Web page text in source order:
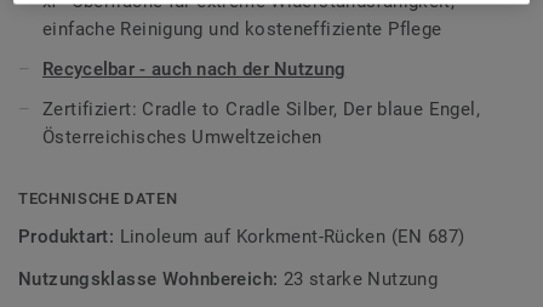
nachhaltigen und kreislauffähigen
Bodenbelagskollektionen. Recyclingfähig auch nach dem
Gebrauch.
Mehr über Tarkett Linoleum erfahren:
einfache Reinigung und kosteneffiziente Pflege
Recycelbar - auch nach der Nutzung
Zertifiziert: Cradle to Cradle Silber, Der blaue Engel,
Österreichisches Umweltzeichen
TECHNISCHE DATEN
Produktart: Linoleum auf Korkment-Rücken (EN 687)
Nutzungsklasse Wohnbereich: 23 starke Nutzung